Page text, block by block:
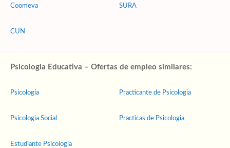
Coomeva
CUN
SURA
Psicologia Educativa – Ofertas de empleo similares:
Psicología
Psicologia Social
Estudiante Psicologia
Practicante de Psicologia
Practicas de Psicologia